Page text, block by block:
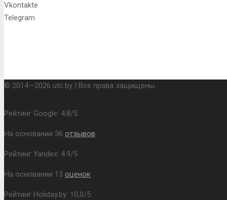
Vkontakte
Telegram
© 2014—2026 utc.by | Все права защищены.
Рейтинг Google: 4.8/5
На основании 36 отзывов
Рейтинг Yandex: 4.9/5
На основании 13 оценок
Рейтинг Holiday.by: 10,0/5